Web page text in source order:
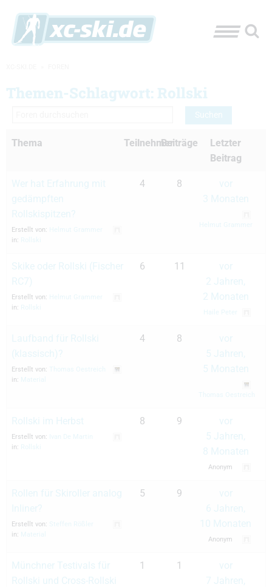
Themen-Schlagwort: Rollski
Thema TeilnehmerBeiträge
Letzter
Beitrag
Erstellt von:
in:
4 8
Skike oder Rollski (Fischer
RC7)
Erstellt von: Helmut Grammer
in: Rollski
6 11
vor
2 Jahren,
2 Monaten
Haile Peter
Erstellt von:
in:
4 8
Rollski im Herbst
Erstellt von: Ivan De Martin
in: Rollski
8 9
vor
5 Jahren,
8 Monaten
Anonym
Erstellt von:
in:
5 9
Anonym
Münchner Testivals für
Rollski und Cross-Rollski
1 1
vor
7 Jahren,